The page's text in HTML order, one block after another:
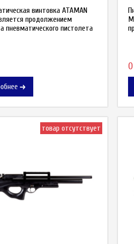
винтовка ATAMAN
продолжением
пневматического пистолета
товар отсутствует